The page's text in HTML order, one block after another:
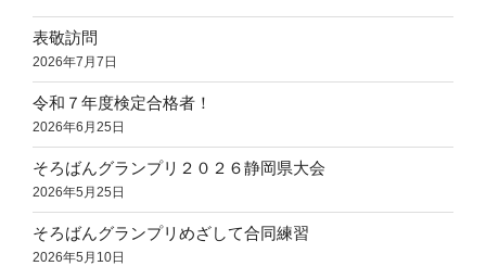
表敬訪問
2026年7月7日
令和７年度検定合格者！
2026年6月25日
そろばんグランプリ２０２６静岡県大会
2026年5月25日
そろばんグランプリめざして合同練習
2026年5月10日